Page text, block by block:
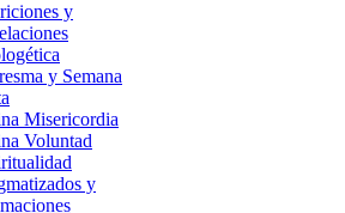
y
y Semana
Misericordia
Voluntad
y